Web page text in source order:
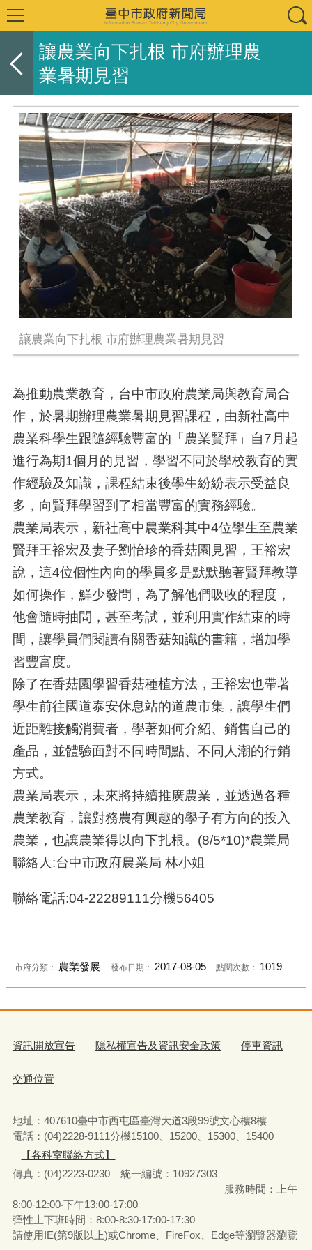
讓農業向下扎根 市府辦理農
業暑期見習
讓農業向下扎根 市府辦理農業暑期見習
為推動農業教育，台中市政府農業局與教育局合
作，於暑期辦理農業暑期見習課程，由新社高中
農業科學生跟隨經驗豐富的「農業賢拜」自7月起
進行為期1個月的見習，學習不同於學校教育的實
作經驗及知識，課程結束後學生紛紛表示受益良
多，向賢拜學習到了相當豐富的實務經驗。
農業局表示，新社高中農業科其中4位學生至農業
賢拜王裕宏及妻子劉怡珍的香菇園見習，王裕宏
說，這4位個性內向的學員多是默默聽著賢拜教導
如何操作，鮮少發問，為了解他們吸收的程度，
他會隨時抽問，甚至考試，並利用實作結束的時
間，讓學員們閱讀有關香菇知識的書籍，增加學
習豐富度。
除了在香菇園學習香菇種植方法，王裕宏也帶著
學生前往國道泰安休息站的道農市集，讓學生們
近距離接觸消費者，學著如何介紹、銷售自己的
產品，並體驗面對不同時間點、不同人潮的行銷
方式。
農業局表示，未來將持續推廣農業，並透過各種
農業教育，讓對務農有興趣的學子有方向的投入
農業，也讓農業得以向下扎根。(8/5*10)*農業局
聯絡人:台中市政府農業局 林小姐
聯絡電話:04-22289111分機56405
市府分類： 農業發展 發布日期： 2017-08-05 點閱次數： 1019
資訊開放宣告 隱私權宣告及資訊安全政策 停車資訊
交通位置
地址：407610臺中市西屯區臺灣大道3段99號文心樓8樓
電話：(04)2228-9111分機15100、15200、15300、15400
【各科室聯絡方式】
傳真：(04)2223-0230 統一編號 ： 10927303
服務時間：上午
8:00-12:00‧下午13:00-17:00
彈性上下班時間：8:00-8:30‧17:00-17:30
請使用IE(第9版以上)或Chrome、FireFox、Edge等瀏覽器瀏覽